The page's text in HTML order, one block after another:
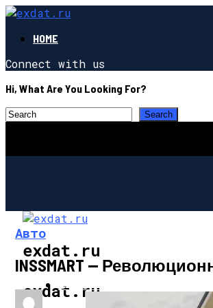
HOME
Connect with us
Hi, What Are You Looking For?
exdat.ru
exdat.ruСТРОИТЕЛЬСТВО И РЕМОНТ
Авто
INSSMART —